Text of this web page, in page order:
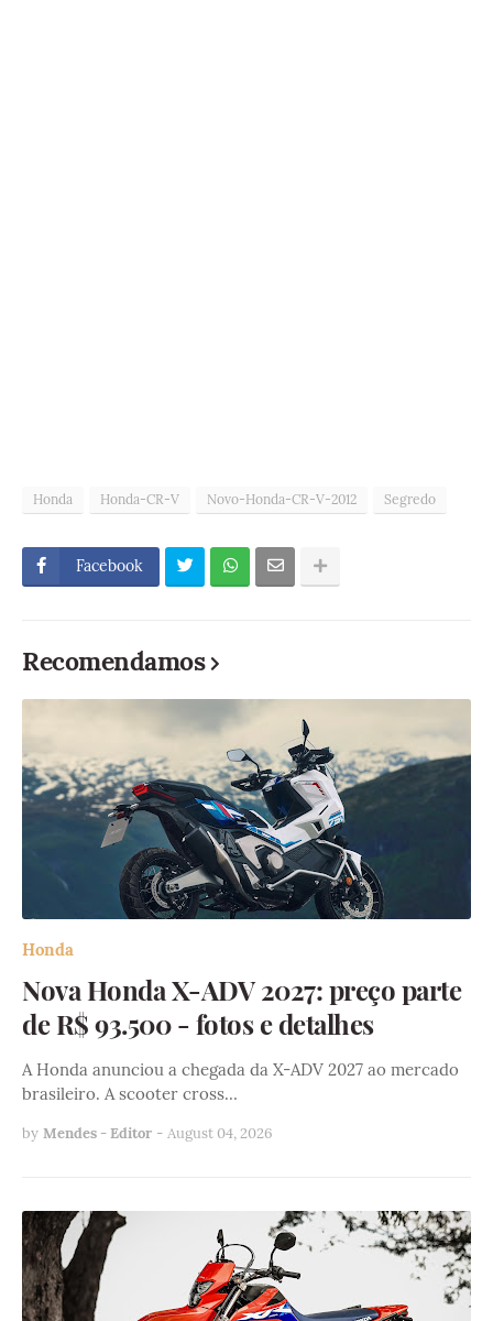
Honda Honda-CR-V Novo-Honda-CR-V-2012 Segredo
Facebook
Recomendamos
Honda
Nova Honda X-ADV 2027: preço parte
de R$ 93.500 - fotos e detalhes
A Honda anunciou a chegada da X-ADV 2027 ao mercado
brasileiro. A scooter cross…
by Mendes - Editor - August 04, 2026